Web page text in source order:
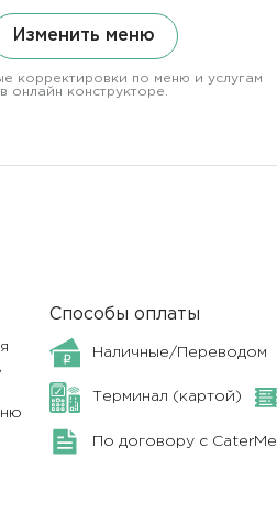
Изменить меню
корректировки по меню и услугам
в онлайн конструкторе.
Способы оплаты
Наличные/Переводом
Терминал (картой)
По договору с CaterMe